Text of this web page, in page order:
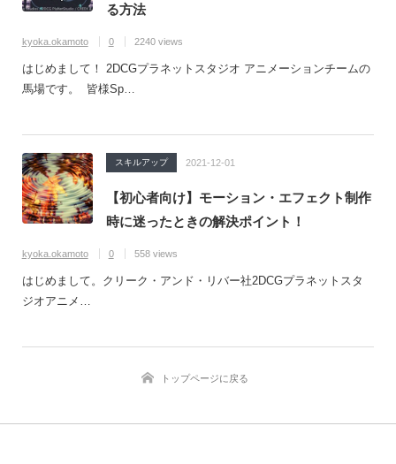
る方法
kyoka.okamoto 0 2240 views
はじめまして！ 2DCGプラネットスタジオ アニメーションチームの
馬場です。 皆様Sp…
スキルアップ 2021-12-01
【初心者向け】モーション・エフェクト制作
時に迷ったときの解決ポイント！
kyoka.okamoto 0 558 views
はじめまして。クリーク・アンド・リバー社2DCGプラネットスタ
ジオアニメ…
トップページに戻る